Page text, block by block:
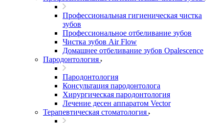
Профессиональная гигиеническая чистка
зубов
Профессиональное отбеливание зубов
Чистка зубов Air Flow
Домашнее отбеливание зубов Opalescence
Пародонтология
Пародонтология
Консультация пародонтолога
Хирургическая пародонтология
Лечение десен аппаратом Vector
Терапевтическая стоматология